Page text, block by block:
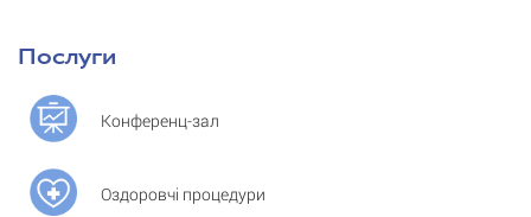
Послуги
Конференц-зал
Оздоровчі процедури